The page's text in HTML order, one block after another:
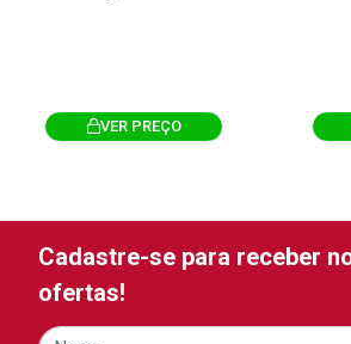
VER PREÇO
Cadastre-se para receber
ofertas!